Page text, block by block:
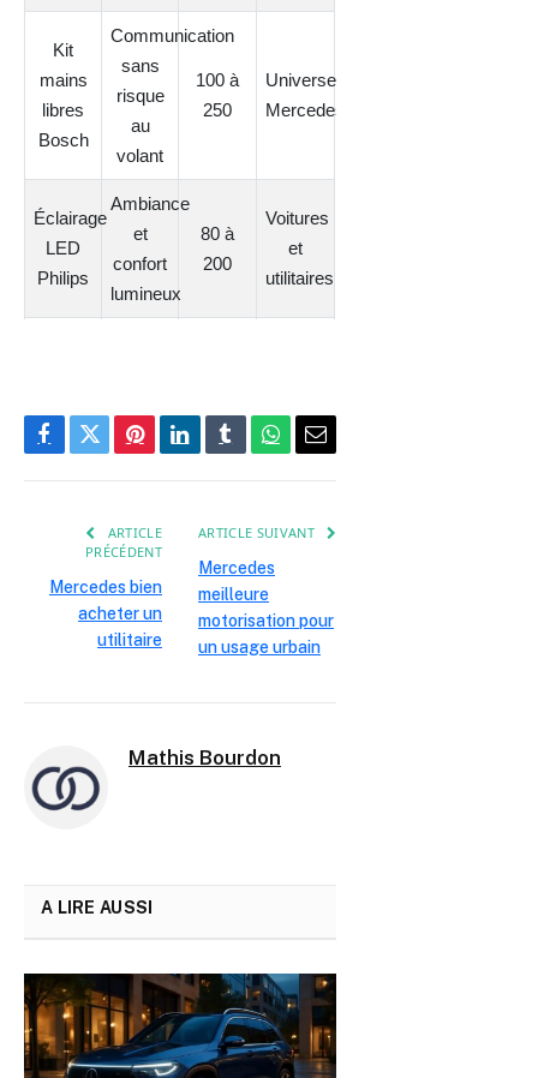
Kit
mains
libres
Bosch
Communication
sans
risque
au
volant
100 à
250
Universel
Mercedes
Éclairage
LED
Philips
Ambiance
et
confort
lumineux
80 à
200
Voitures
et
utilitaires
Support
audio
Audio
modulaire
400 à
800
véhicules
utilitaires
capteurs
active
connectés
confort
Facebook
TwitterPinterestLinkedInTumblrWhatsApp
E-
ARTICLE
PRÉCÉDENT
Mercedes bien
acheter un
utilitaire
ARTICLE SUIVANT
Mercedes
meilleure
motorisation pour
un usage urbain
Mathis Bourdon
A LIRE AUSSI